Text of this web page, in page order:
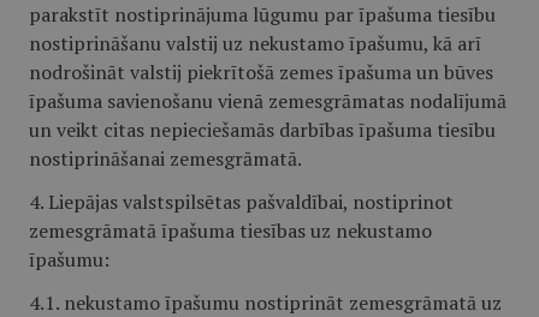
parakstīt nostiprinājuma lūgumu par īpašuma tiesību
nostiprināšanu valstij uz nekustamo īpašumu, kā arī
nodrošināt valstij piekrītošā zemes īpašuma un būves
īpašuma savienošanu vienā zemesgrāmatas nodalījumā
un veikt citas nepieciešamās darbības īpašuma tiesību
nostiprināšanai zemesgrāmatā.
4. Liepājas valstspilsētas pašvaldībai, nostiprinot
zemesgrāmatā īpašuma tiesības uz nekustamo
īpašumu:
4.1. nekustamo īpašumu nostiprināt zemesgrāmatā uz